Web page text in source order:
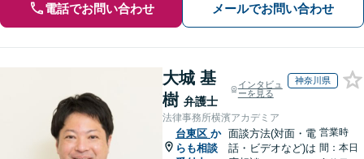
電話でお問い合わせ メールでお問い合わせ
大城 基
樹 弁護士
インタビュ
ーを見る
神奈川県
法律事務所横濱アカデミア
台東区 か
らも相談
面談方法(対面・電
話・ビデオなど)は
営業時
間：本日